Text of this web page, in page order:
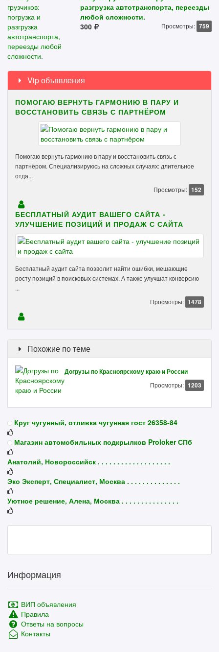
разгрузка автотранспорта, переезды
любой сложности.
300
Просмотры: 759
Vip объявления
ПОМОГАЮ ВЕРНУТЬ ГАРМОНИЮ В ПАРУ И
ВОССТАНОВИТЬ СВЯЗЬ С ПАРТНЁРОМ
Помогаю вернуть гармонию в пару и восстановить связь с
партнёром. Специализируюсь на сложных случаях: длительное
отда...
Просмотры: 152
БЕСПЛАТНЫЙ АУДИТ ВАШЕГО САЙТА -
УЛУЧШЕНИЕ ПОЗИЦИЙ И ПРОДАЖ С САЙТА
Бесплатный аудит сайта позволит найти ошибки, мешающие
росту позиций в поисковых системах. А также улучшат конверсию
...
Просмотры: 1478
Похожие по теме
Догрузы по Красноярскому краю и России
Просмотры: 1203
Круг чугунный, отливка чугунная гост 26358-84
Магазин автомобильных подкрылков Proloker СПб
Анатолий, Новороссийск . . . . . . . . . . . . . . . . . . .
Эко Эксперт, Специалист, Москва . . . . . . . . . . . . . .
Уютное решение, Алена, Москва . . . . . . . . . . . . . . .
Информация
ВИП объявления
Правила
Ответы на вопросы
Контакты